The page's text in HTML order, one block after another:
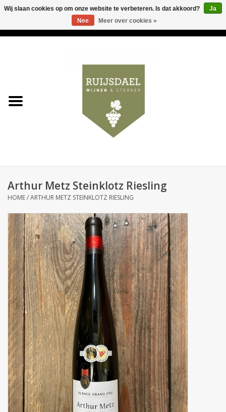
& sterker
Contact
Relatiegeschenken
Arthur Metz Steinklotz Riesling
HOME/ARTHUR METZ STEINKLOTZ RIESLING
Wij slaan cookies op om onze website te verbeteren. Is dat akkoord?
Ja
Nee
Meer over cookies »